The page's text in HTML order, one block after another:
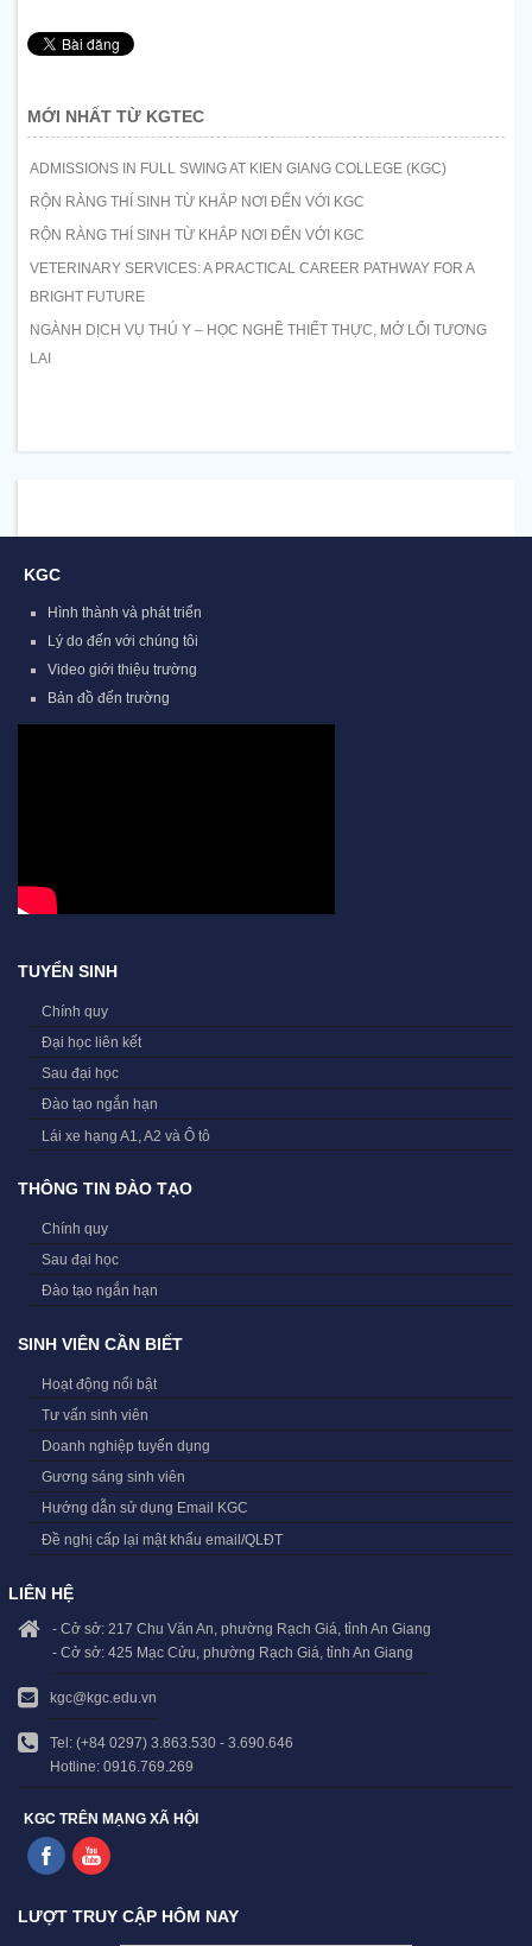
MỚI NHẤT TỪ KGTEC
ADMISSIONS IN FULL SWING AT KIEN GIANG COLLEGE (KGC)
RỘN RÀNG THÍ SINH TỪ KHẮP NƠI ĐẾN VỚI KGC
RỘN RÀNG THÍ SINH TỪ KHẮP NƠI ĐẾN VỚI KGC
VETERINARY SERVICES: A PRACTICAL CAREER PATHWAY FOR A
BRIGHT FUTURE
NGÀNH DỊCH VỤ THÚ Y – HỌC NGHỀ THIẾT THỰC, MỞ LỐI TƯƠNG
LAI
KGC
Hình thành và phát triển
Lý do đến với chúng tôi
Video giới thiệu trường
Bản đồ đến trường
TUYỂN SINH
Chính quy
Đại học liên kết
Sau đại học
Đào tạo ngắn hạn
Lái xe hạng A1, A2 và Ô tô
THÔNG TIN ĐÀO TẠO
Chính quy
Sau đại học
Đào tạo ngắn hạn
SINH VIÊN CẦN BIẾT
Hoạt động nổi bật
Tư vấn sinh viên
Doanh nghiệp tuyển dụng
Gương sáng sinh viên
Hướng dẫn sử dụng Email KGC
Đề nghị cấp lại mật khẩu email/QLĐT
LIÊN HỆ
- Cở sở: 217 Chu Văn An, phường Rạch Giá, tỉnh An Giang
- Cở sở: 425 Mạc Cửu, phường Rạch Giá, tỉnh An Giang
kgc@kgc.edu.vn
Tel: (+84 0297) 3.863.530 - 3.690.646
Hotline: 0916.769.269
KGC TRÊN MẠNG XÃ HỘI
LƯỢT TRUY CẬP HÔM NAY